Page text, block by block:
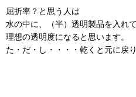
屈折率？と思う人は
水の中に、（半）透明製品を入れ
理想の透明度になると思います。
た・だ・し・・・・乾くと元に戻り